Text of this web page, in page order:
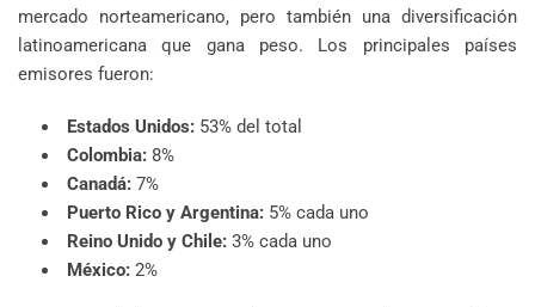
mercado norteamericano, pero también una diversificación
latinoamericana que gana peso. Los principales países
emisores fueron:
Estados Unidos: 53% del total
Colombia: 8%
Canadá: 7%
Puerto Rico y Argentina: 5% cada uno
Reino Unido y Chile: 3% cada uno
México: 2%